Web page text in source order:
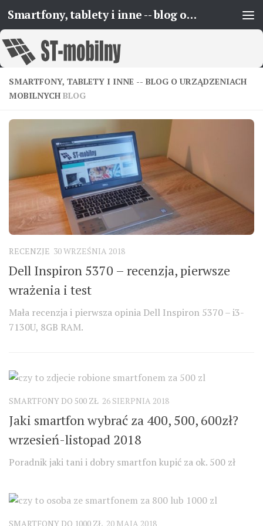
Skip to content Smartfony, tablety i inne -- blog o urządzeniach mobilnych
SMARTFONY, TABLETY I INNE -- BLOG O URZĄDZENIACH
MOBILNYCH BLOG
RECENZJE 30 WRZEŚNIA 2018
Dell Inspiron 5370 – recenzja, pierwsze
wrażenia i test
Mała recenzja i pierwsza opinia Dell Inspiron 5370 – i3-
7130U, 8GB RAM.
SMARTFONY DO 500 ZŁ 26 SIERPNIA 2018
Jaki smartfon wybrać za 400, 500, 600zł?
wrzesień-listopad 2018
Poradnik jaki tani i dobry smartfon kupić za ok. 500 zł
SMARTFONY DO 1000 ZŁ 20 MAJA 2018